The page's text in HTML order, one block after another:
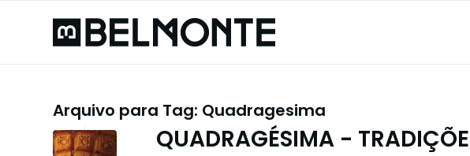
Arquivo para Tag: Quadragesima
QUADRAGÉSIMA -